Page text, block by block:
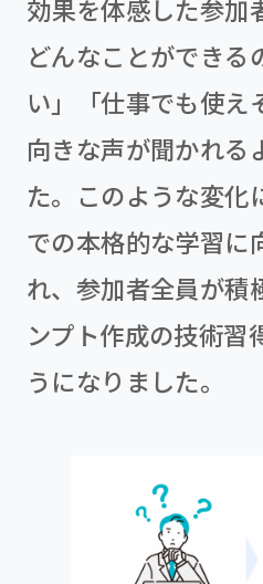
効果を体感した参加
どんなことができる
い」「仕事でも使え
向きな声が聞かれる
た。このような変化
での本格的な学習に
れ、参加者全員が積
ンプト作成の技術習
うになりました。